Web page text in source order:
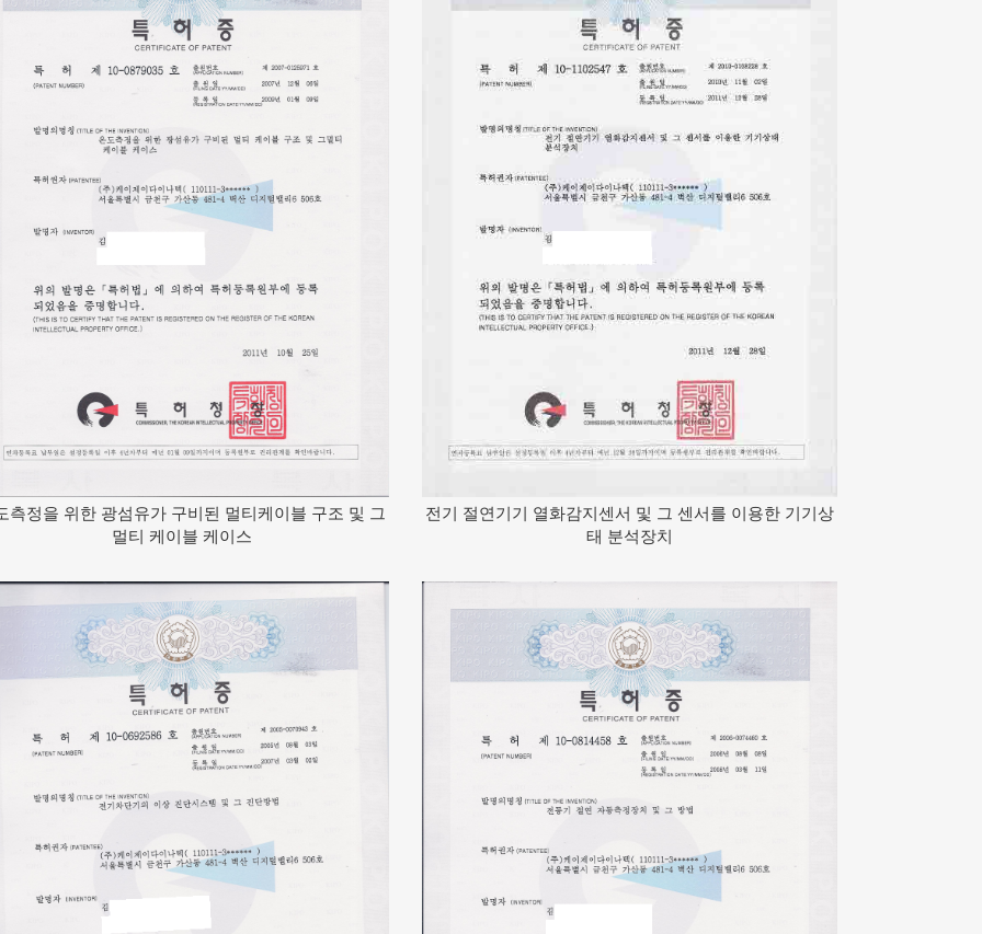
측정을 위한 광섬유가 구비된 멀티케이블 구조 및 그
멀티 케이블 케이스
전기 절연기기 열화감지센서 및 그 센서를 이용한 기기상
태 분석장치